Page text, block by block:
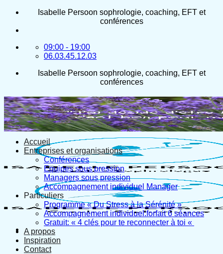
Passer
contenu
Isabelle Persoon sophrologie, coaching, EFT et
conférences
09:00 - 19:00
06.03.45.12.03
Isabelle Persoon sophrologie, coaching, EFT et
conférences
Accueil
Entreprises et organisations
Conférences
Equipes sous pression
Managers sous pression
Accompagnement individuel Manager
Particuliers
Programme « Du Stress à la Sérénité »
Accompagnement individuel:forfait 6 séances
Gratuit: « 4 clés pour te reconnecter à toi «
A propos
Inspiration
Contact